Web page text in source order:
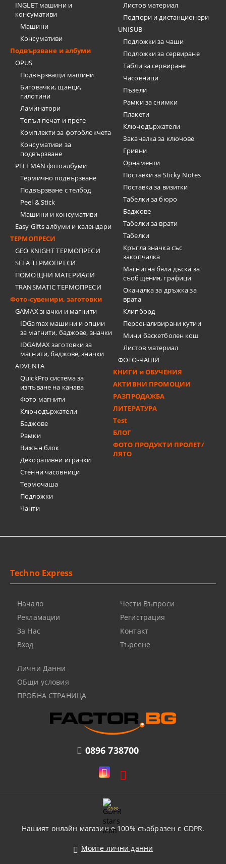
INGLET машини и
консумативи
Машини
Консумативи
Подвързване и албуми
OPUS
Подвързващи машини
Биговачки, щанци,
гилотини
Ламинатори
Топъл печат и преге
Комплекти за фотоблокчета
Консумативи за
подвързване
PELEMAN фотоалбуми
Термично подвързване
Подвързване с телбод
Peel & Stick
Машини и консумативи
Easy Gifts албуми и календари
ТЕРМОПРЕСИ
GEO KNIGHT ТЕРМОПРЕСИ
SEFA ТЕРМОПРЕСИ
ПОМОЩНИ МАТЕРИАЛИ
TRANSMATIC ТЕРМОПРЕСИ
Фото-сувенири, заготовки
GAMAX значки и магнити
IDGamax машини и опции
за магнити, баджове, значки
IDGAMAX заготовки за
магнити, баджове, значки
ADVENTA
QuickPro система за
изпъване на канава
Фото магнити
Ключодържатели
Баджове
Рамки
Вижън блок
Декоративни играчки
Стенни часовници
Термочашa
Подложки
Чанти
Листов материал
Подпори и дистанционери
UNISUB
Подложки за чаши
Подложки за сервиране
Табли за сервиране
Часовници
Пъзели
Рамки за снимки
Плакети
Ключодържатели
Закачалка за ключове
Гривни
Орнаменти
Поставки за Sticky Notes
Поставка за визитки
Tабелки за бюро
Баджове
Табелки за врати
Табелки
Кръгла значка със
закопчалка
Магнитна бяла дъска за
съобщения, графици
Окачалка за дръжка за
врата
Клипборд
Персонализирани кутии
Мини баскетболен кош
Листов материал
ФОТО-ЧАШИ
КНИГИ и ОБУЧЕНИЯ
АКТИВНИ ПРОМОЦИИ
РАЗПРОДАЖБА
ЛИТЕРАТУРА
Test
БЛОГ
ФОТО ПРОДУКТИ ПРОЛЕТ/
ЛЯТО
0896 738700
Techno Express
Начало
Рекламации
За Нас
Вход
Чести Въпроси
Регистрация
Контакт
Търсене
Лични Данни
ОБщи условия
ПРОБНА СТРАНИЦА
GDPR
Нашият онлайн магазин е 100% съобразен с GDPR.
Моите лични данни